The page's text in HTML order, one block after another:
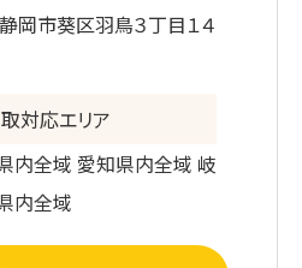
岡市葵区羽鳥３丁目１４
対応エリア
内全域 愛知県内全域 岐
内全域